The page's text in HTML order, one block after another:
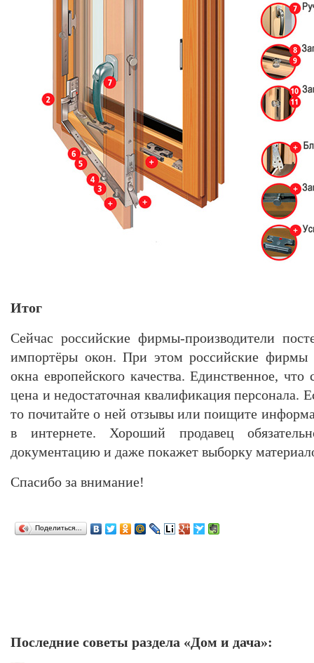
Итог
Сейчас российские фирмы-производители
импортёры окон. При этом российские фирмы
окна европейского качества. Единственное,
цена и недостаточная квалификация персонала.
то почитайте о ней отзывы или поищите
в интернете. Хороший продавец
документацию и даже покажет выборку
Спасибо за внимание!
Поделиться…
Последние советы раздела «Дом и дача»: